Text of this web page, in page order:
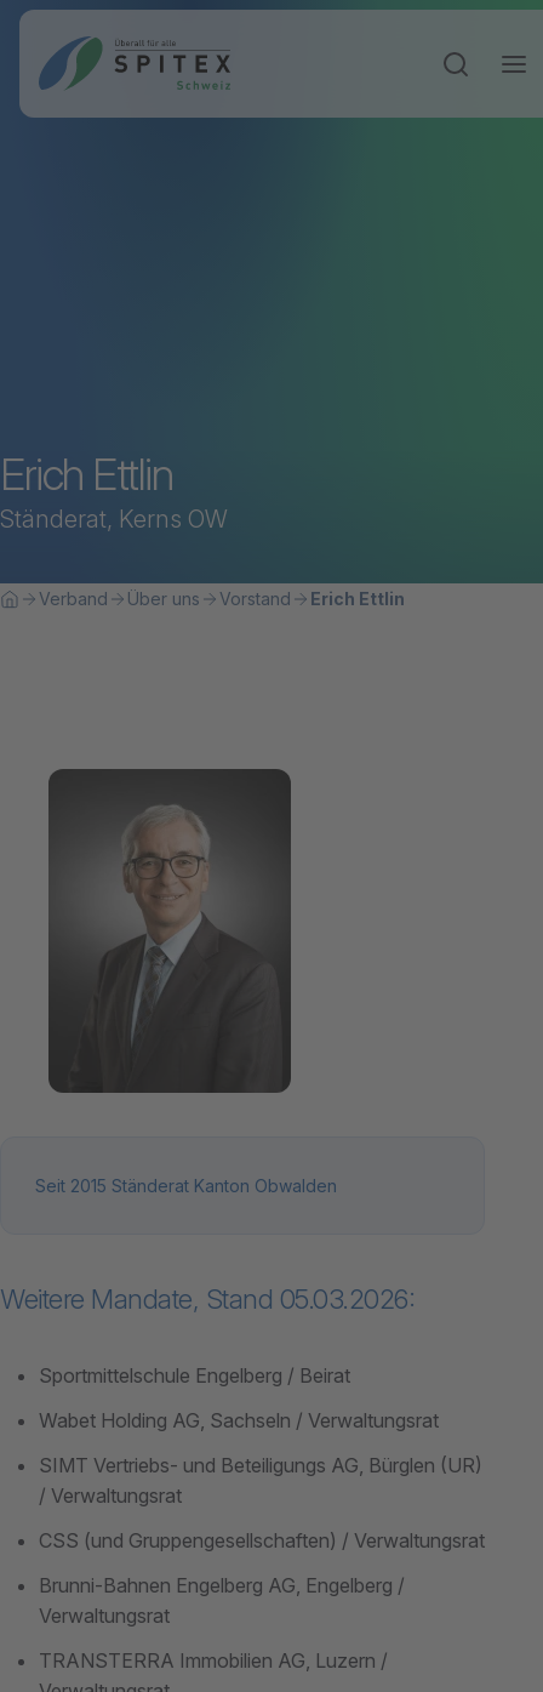
Erich Ettlin
Ständerat, Kerns OW
Breadcrumbnavigation
Sie befinden sich hier:
HomeVerband Über uns Vorstand Erich Ettlin
Seit 2015 Ständerat Kanton Obwalden
Weitere Mandate, Stand 05.03.2026:
Sportmittelschule Engelberg / Beirat
Wabet Holding AG, Sachseln / Verwaltungsrat
SIMT Vertriebs- und Beteiligungs AG, Bürglen (UR)
/ Verwaltungsrat
CSS (und Gruppengesellschaften) / Verwaltungsrat
Brunni-Bahnen Engelberg AG, Engelberg /
Verwaltungsrat
TRANSTERRA Immobilien AG, Luzern /